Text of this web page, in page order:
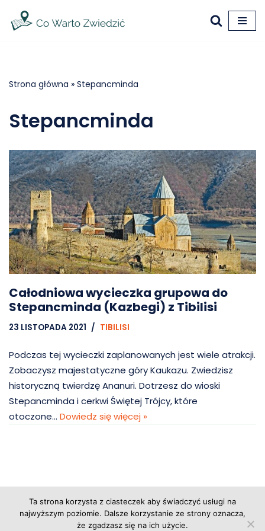
Przejdź
Strona główna » Stepancminda
Stepancminda
Całodniowa wycieczka grupowa do
Stepancminda (Kazbegi) z Tibilisi
23 LISTOPADA 2021 TIBILISI
Podczas tej wycieczki zaplanowanych jest wiele atrakcji.
Zobaczysz majestatyczne góry Kaukazu. Zwiedzisz
historyczną twierdzę Ananuri. Dotrzesz do wioski
Stepancminda i cerkwi Świętej Trójcy, które
otoczone… Dowiedz się więcej »
Copyright © 2026 Grupa Probiz, CoWartoZwiedzic.pl
Ta strona korzysta z ciasteczek aby świadczyć usługi na
najwyższym poziomie. Dalsze korzystanie ze strony oznacza,
że zgadzasz się na ich użycie.